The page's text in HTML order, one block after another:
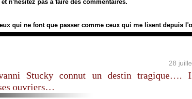
n'hésitez pas à faire des commentaires.
qui ne font que passer comme ceux qui me lisent depuis
28
Stucky connut un destin tragique….
ouvriers…